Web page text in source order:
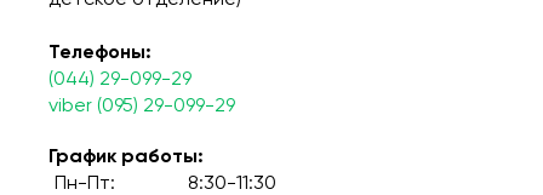
Телефоны:
(044) 29-099-29
viber (095) 29-099-29
График работы:
Пн-Пт:
8:30-11:30